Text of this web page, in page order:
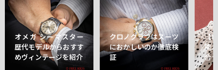
オメガ シーマスター
歴代モデルからおすす
めヴィンテージを紹介
クロノグラフはスーツ
におかしいのか徹底検
証
【
能
合